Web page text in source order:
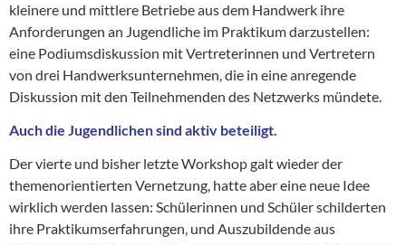
kleinere und mittlere Betriebe aus dem Handwerk ihre
Anforderungen an Jugendliche im Praktikum darzustellen:
eine Podiumsdiskussion mit Vertreterinnen und Vertretern
von drei Handwerksunternehmen, die in eine anregende
Diskussion mit den Teilnehmenden des Netzwerks mündete.
Auch die Jugendlichen sind aktiv beteiligt.
Der vierte und bisher letzte Workshop galt wieder der
themenorientierten Vernetzung, hatte aber eine neue Idee
wirklich werden lassen: Schülerinnen und Schüler schilderten
ihre Praktikumserfahrungen, und Auszubildende aus